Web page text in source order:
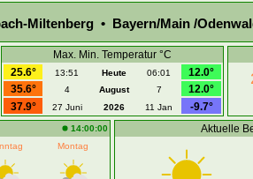
Miltenberg • Bayern/Main /
Max. Min. Temperatur °C
25.6°
13:51 Heute 06:01
12.0°
35.6°
4 August 7
12.0°
37.9°
27 Juni 2026 11 Jan -9.7°
14:00:00
Montag
Aktuelle